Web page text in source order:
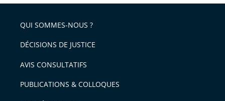
arriver
après
l'article
pour
avant
QUI SOMMES-NOUS ?
DÉCISIONS DE JUSTICE
AVIS CONSULTATIFS
PUBLICATIONS & COLLOQUES